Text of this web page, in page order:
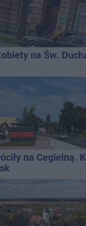
na Św.
na Cegielną.